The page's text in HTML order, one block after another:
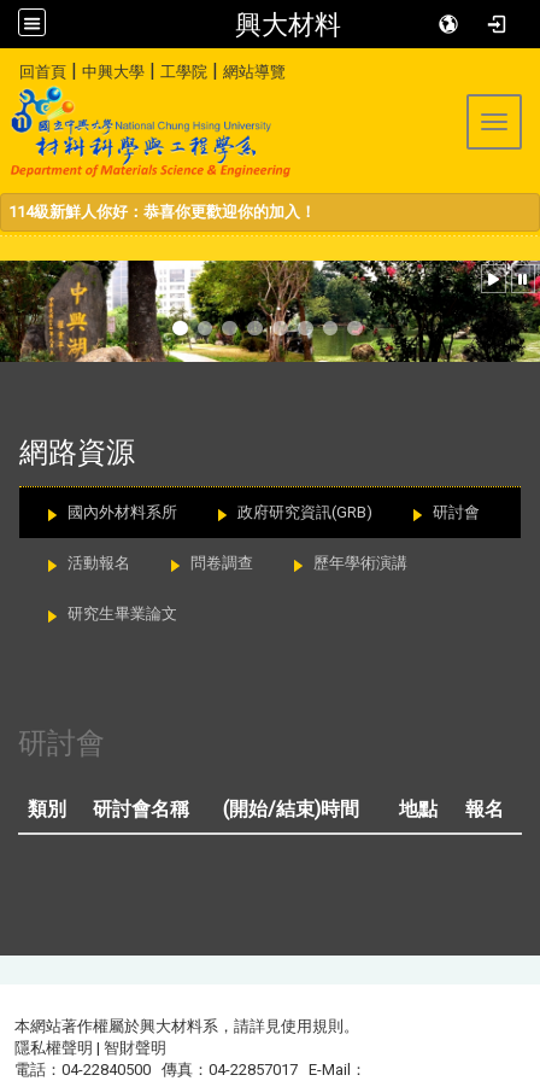
興大材料
回首頁 | 中興大學 | 工學院 | 網站導覽
114級新鮮人你好：恭喜你更歡迎你的加入！
網路資源
國內外材料系所 政府研究資訊(GRB) 研討會
活動報名 問卷調查 歷年學術演講
研究生畢業論文
研討會
類別 研討會名稱 (開始/結束)時間 地點 報名
本網站著作權屬於興大材料系，請詳見使用規則 。
隱私權聲明 |智財聲明
電話：04-22840500 傳真：04-22857017 E-Mail：